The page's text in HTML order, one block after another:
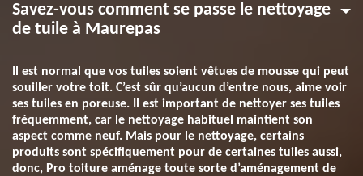
Savez-vous comment se passe le nettoyage
de tuile à Maurepas
Il est normal que vos tuiles soient vêtues de mousse qui peut
souiller votre toit. C’est sûr qu’aucun d’entre nous, aime voir
ses tuiles en poreuse. Il est important de nettoyer ses tuiles
fréquemment, car le nettoyage habituel maintient son
aspect comme neuf. Mais pour le nettoyage, certains
produits sont spécifiquement pour de certaines tuiles aussi,
donc, Pro toiture aménage toute sorte d’aménagement de